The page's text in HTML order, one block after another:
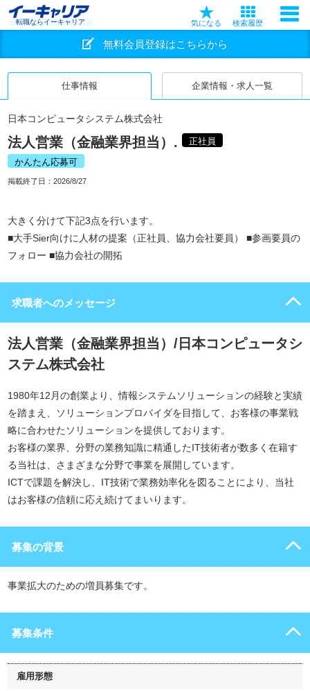
転職ならイーキャリア 気になる 検索履歴
無料会員登録はこちらから
仕事情報 企業情報・求人一覧
日本コンピュータシステム株式会社
法人営業（金融業界担当）.
正社員
かんたん応募可
掲載終了日： 2026/8/27
大きく分けて下記3点を行います。
■大手Sier向けに人材の提案（正社員、協力会社要員） ■参画要員の
フォロー ■協力会社の開拓
求職者へのメッセージ
法人営業（金融業界担当）/日本コンピュータシ
ステム株式会社
1980年12月の創業より、情報システムソリューションの経験と実績
を踏まえ、ソリューションプロバイダを目指して、お客様の事業戦
略に合わせたソリューションを提供しております。
お客様の業界、分野の業務知識に精通したIT技術者が数多く在籍す
る当社は、さまざまな分野で事業を展開しています。
ICTで課題を解決し、IT技術で業務効率化を図ることにより、当社
はお客様の信頼に応え続けてまいります。
募集の背景
事業拡大のための増員募集です。
募集条件
雇用形態